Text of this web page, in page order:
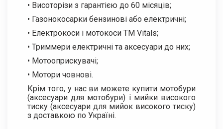
• Висоторізи з гарантією до 60 місяців;
• Газонокосарки бензинові або електричні;
• Електрокоси і мотокоси ТМ Vitals;
• Триммери електричні та аксесуари до них;
• Мотооприскувачі;
• Мотори човнові.
Крім того, у нас ви можете купити мотобури
(аксесуари для мотобури) і мийки високого
тиску (аксесуари для мийок високого тиску)
з доставкою по Україні.